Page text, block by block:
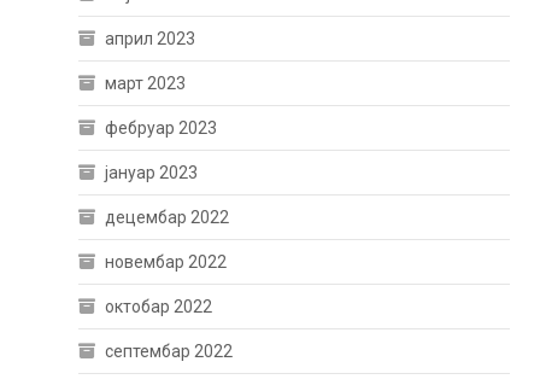
април 2023
март 2023
фебруар 2023
јануар 2023
децембар 2022
новембар 2022
октобар 2022
септембар 2022